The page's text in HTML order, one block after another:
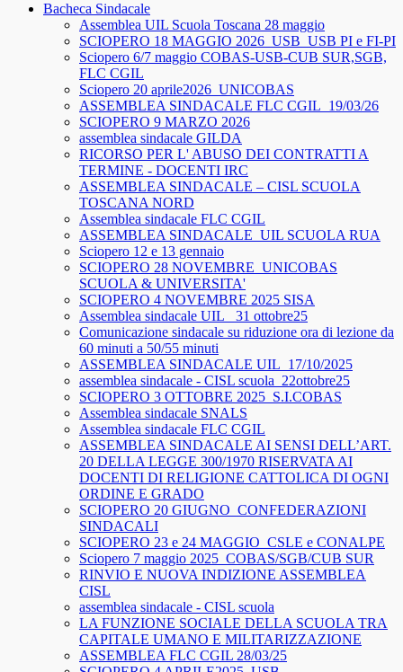
Bacheca Sindacale
Assemblea UIL Scuola Toscana 28 maggio
SCIOPERO 18 MAGGIO 2026_USB_USB PI e FI-PI
Sciopero 6/7 maggio COBAS-USB-CUB SUR,SGB,
FLC CGIL
Sciopero 20 aprile2026_UNICOBAS
ASSEMBLEA SINDACALE FLC CGIL_19/03/26
SCIOPERO 9 MARZO 2026
assemblea sindacale GILDA
RICORSO PER L' ABUSO DEI CONTRATTI A
TERMINE - DOCENTI IRC
ASSEMBLEA SINDACALE – CISL SCUOLA
TOSCANA NORD
Assemblea sindacale FLC CGIL
ASSEMBLEA SINDACALE_UIL SCUOLA RUA
Sciopero 12 e 13 gennaio
SCIOPERO 28 NOVEMBRE_UNICOBAS
SCUOLA & UNIVERSITA'
SCIOPERO 4 NOVEMBRE 2025 SISA
Assemblea sindacale UIL_ 31 ottobre25
Comunicazione sindacale su riduzione ora di lezione da
60 minuti a 50/55 minuti
ASSEMBLEA SINDACALE UIL_17/10/2025
assemblea sindacale - CISL scuola_22ottobre25
SCIOPERO 3 OTTOBRE 2025_S.I.COBAS
Assemblea sindacale SNALS
Assemblea sindacale FLC CGIL
ASSEMBLEA SINDACALE AI SENSI DELL’ART.
20 DELLA LEGGE 300/1970 RISERVATA AI
DOCENTI DI RELIGIONE CATTOLICA DI OGNI
ORDINE E GRADO
SCIOPERO 20 GIUGNO_CONFEDERAZIONI
SINDACALI
SCIOPERO 23 e 24 MAGGIO_CSLE e CONALPE
Sciopero 7 maggio 2025_COBAS/SGB/CUB SUR
RINVIO E NUOVA INDIZIONE ASSEMBLEA
CISL
assemblea sindacale - CISL scuola
LA FUNZIONE SOCIALE DELLA SCUOLA TRA
CAPITALE UMANO E MILITARIZZAZIONE
ASSEMBLEA FLC CGIL 28/03/25